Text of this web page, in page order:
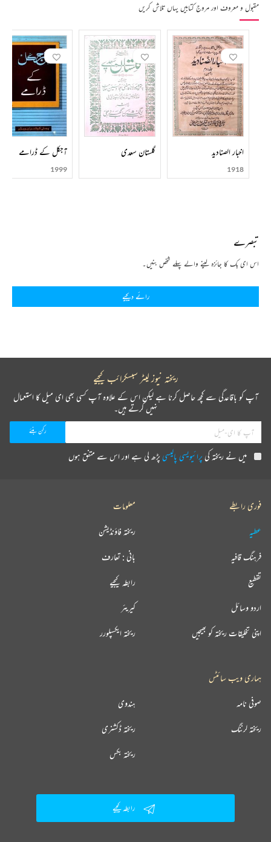
مقبول و معروف اور مروج کتابیں یہاں تلاش کریں
اخبار الصنادید
1918
گلستان سعدی آجکل کے ڈرامے
1999
تبصرے
اس ای بک کا جائزہ لینے والے پہلے شخص بنیں۔
رائے دیجیے
ریختہ نیوز لیٹر سبسکرائب کیجیے
آپ کو باقاعدگی سے کچھ حاصل کرنا ہے لیکن اس کے علاوہ آپ کسی بھی ای میل کا استعمال
نہیں کرتے ہیں۔
میں نے ریختہ کیپرائیویسی پالیسیپڑھ لی ہے اور اس سے متفق ہوں
فوری رابطے
عطیہ
فرہنگ قافیہ
تقطیع
اردو وسائل
اپنی تخلیقات ریختہ کو بھیجیں
معلومات
ریختہ فاؤنڈیشن
بانی : تعارف
رابطہ کیجیے
کیریئر
ریختہ ایکسپلورر
ہماری ویب سائٹس
ہندوی صوفی نامہ
ریختہ ڈکشنری ریختہ لرننگ
ریختہ بکس
رابطہ کیجیے